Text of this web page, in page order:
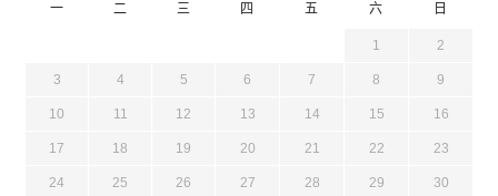
一 二 三 四 五 六 日
1 2
3 4 5 6 7 8 9
10 11 12 13 14 15 16
17 18 19 20 21 22 23
24 25 26 27 28 29 30